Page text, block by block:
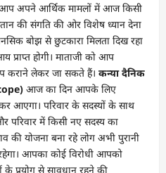
अपने आर्थिक मामलों में आज किसी
की संगति की ओर विशेष ध्यान देना
बोझ से छुटकारा मिलता दिख रहा
होगी। माताजी को आप
कराने लेकर जा सकते हैं। कन्या दैनिक
आज का दिन आपके लिए
आएगा। परिवार के सदस्यों के साथ
में किसी नए सदस्य का
की योजना बना रहे लोग अभी पुरानी
आपका कोई विरोधी आपको
प्रयोग से सावधान रहने की